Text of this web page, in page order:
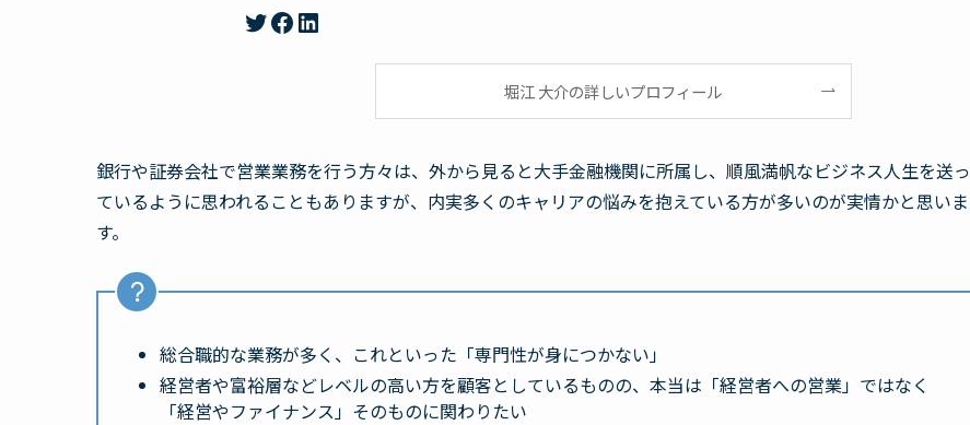
堀江大介のTwitterアカウントFacebook
LinkedIn
堀江 大介の詳しいプロフィール
銀行や証券会社で営業業務を行う方々は、外から見ると大手金融機関に所属し、順風満帆なビジネス人生を送っ
ているように思われることもありますが、内実多くのキャリアの悩みを抱えている方が多いのが実情かと思いま
す。
総合職的な業務が多く、これといった「専門性が身につかない」
経営者や富裕層などレベルの高い方を顧客としているものの、本当は「経営者への営業」ではなく
「経営やファイナンス」そのものに関わりたい